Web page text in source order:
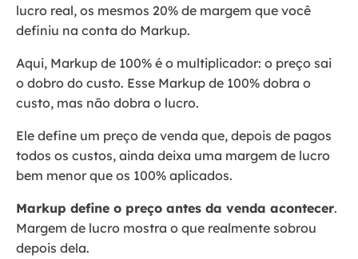
lucro real, os mesmos 20% de margem que você
definiu na conta do Markup.
Aqui, Markup de 100% é o multiplicador: o preço sai
o dobro do custo. Esse Markup de 100% dobra o
custo, mas não dobra o lucro.
Ele define um preço de venda que, depois de pagos
todos os custos, ainda deixa uma margem de lucro
bem menor que os 100% aplicados.
Markup define o preço antes da venda acontecer.
Margem de lucro mostra o que realmente sobrou
depois dela.